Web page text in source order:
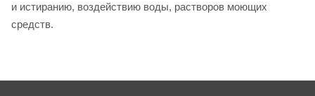
и истиранию, воздействию воды, растворов моющих
средств.